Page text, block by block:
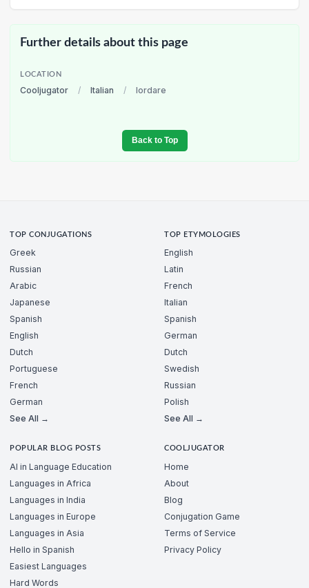
Further details about this page
LOCATION
Cooljugator / Italian / lordare
Back to Top
TOP CONJUGATIONS
Greek
Russian
Arabic
Japanese
Spanish
English
Dutch
Portuguese
French
German
See All →
TOP ETYMOLOGIES
English
Latin
French
Italian
Spanish
German
Dutch
Swedish
Russian
Polish
See All →
POPULAR BLOG POSTS
AI in Language Education
Languages in Africa
Languages in India
Languages in Europe
Languages in Asia
Hello in Spanish
Easiest Languages
Hard Words
COOLJUGATOR
Home
About
Blog
Conjugation Game
Terms of Service
Privacy Policy